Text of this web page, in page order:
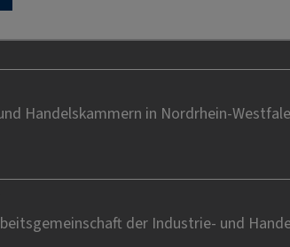
Handelskammern in Nordrhein-
der Industrie- und